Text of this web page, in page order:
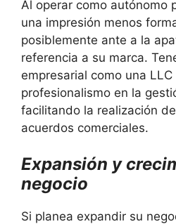
Al operar como autónomo
una impresión menos
posiblemente ante a la
referencia a su marca.
empresarial como una
profesionalismo en la
facilitando la realización
acuerdos comerciales.
Expansión y
negocio
Si planea expandir su